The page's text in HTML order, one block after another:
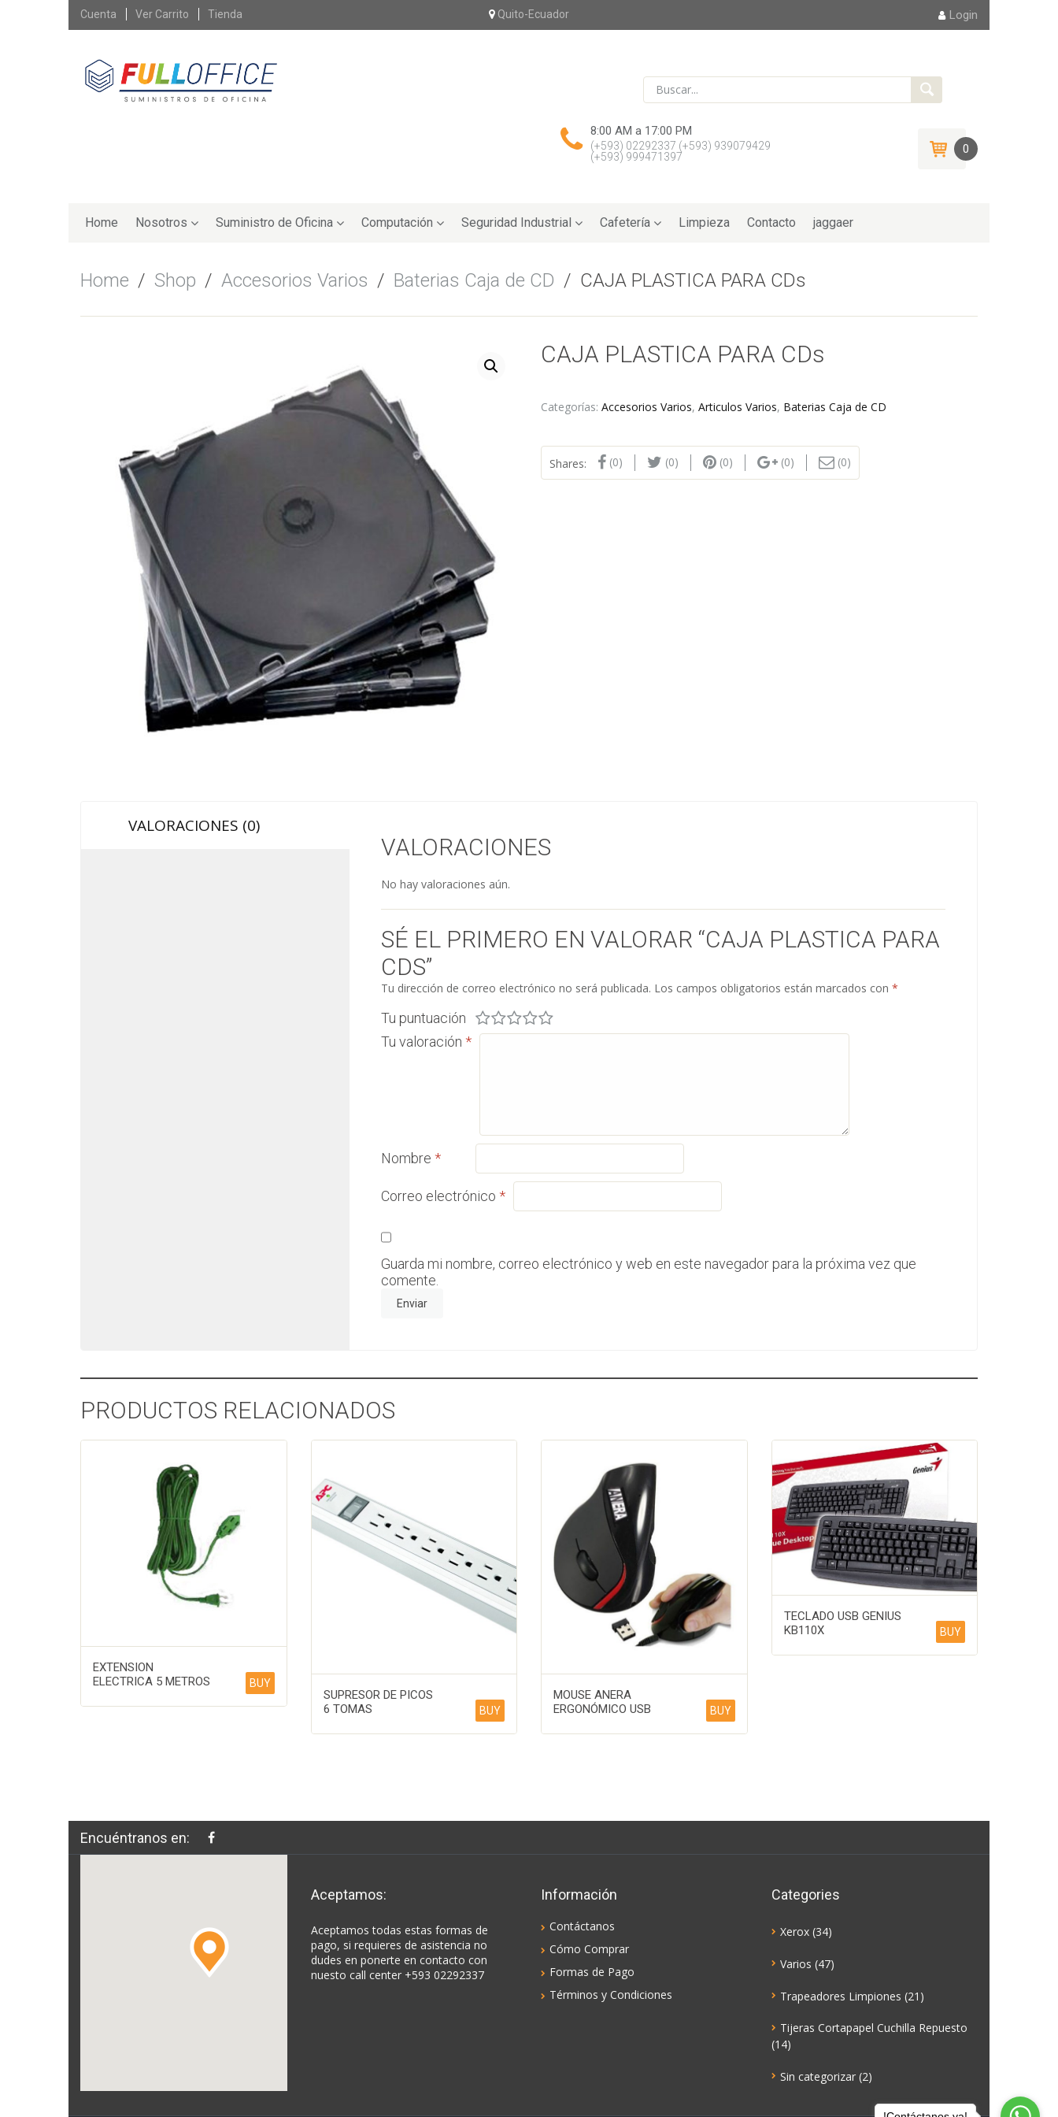
Skip
Cuenta Ver Carrito Tienda Quito-Ecuador Login
8:00 AM a 17:00 PM
(+593) 02292337 (+593) 939079429
(+593) 999471397
0
to
Home Nosotros Suministro de Oficina Computación Seguridad Industrial Cafetería Limpieza Contacto jaggaer
Home / Shop / Accesorios Varios / Baterias Caja de CD / CAJA PLASTICA PARA CDs
CAJA PLASTICA PARA CDs
Categorías: Accesorios Varios, Articulos Varios, Baterias Caja de CD
Shares: (0) (0) (0) (0) (0)
VALORACIONES (0)
VALORACIONES
No hay valoraciones aún.
SÉ EL PRIMERO EN VALORAR “CAJA PLASTICA PARA
CDS”
Tu dirección de correo electrónico no será publicada. Los campos obligatorios están marcados con*
Tu puntuación
Tu valoración*
Nombre*
Correo electrónico*
Guarda mi nombre, correo electrónico y web en este navegador para la próxima vez que
comente.
PRODUCTOS RELACIONADOS
EXTENSION
ELECTRICA 5 METROS
BUY
SUPRESOR DE PICOS
6 TOMAS
BUY
MOUSE ANERA
ERGONÓMICO USB
BUY
TECLADO USB GENIUS
KB110X
BUY
Encuéntranos en:
Aceptamos:
Aceptamos todas estas formas de
pago, si requieres de asistencia no
dudes en ponerte en contacto con
nuesto call center +593 02292337
Información
Contáctanos
Cómo Comprar
Formas de Pago
Términos y Condiciones
Categories
Xerox (34)
Varios (47)
Trapeadores Limpiones (21)
Tijeras Cortapapel Cuchilla Repuesto
(14)
Sin categorizar (2)